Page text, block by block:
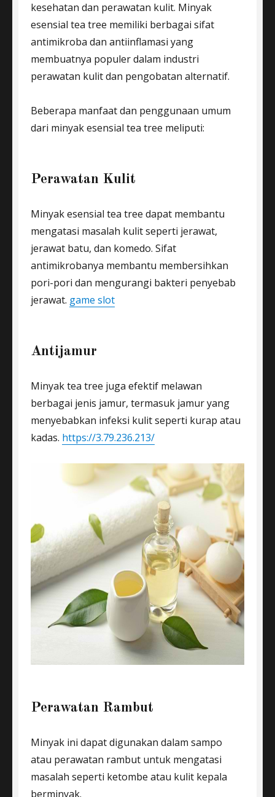
kesehatan dan perawatan kulit. Minyak
esensial tea tree memiliki berbagai sifat
antimikroba dan antiinflamasi yang
membuatnya populer dalam industri
perawatan kulit dan pengobatan alternatif.
Beberapa manfaat dan penggunaan umum
dari minyak esensial tea tree meliputi:
Perawatan Kulit
Minyak esensial tea tree dapat membantu
mengatasi masalah kulit seperti jerawat,
jerawat batu, dan komedo. Sifat
antimikrobanya membantu membersihkan
pori-pori dan mengurangi bakteri penyebab
jerawat. game slot
Antijamur
Minyak tea tree juga efektif melawan
berbagai jenis jamur, termasuk jamur yang
menyebabkan infeksi kulit seperti kurap atau
kadas. https://3.79.236.213/
Perawatan Rambut
Minyak ini dapat digunakan dalam sampo
atau perawatan rambut untuk mengatasi
masalah seperti ketombe atau kulit kepala
berminyak.